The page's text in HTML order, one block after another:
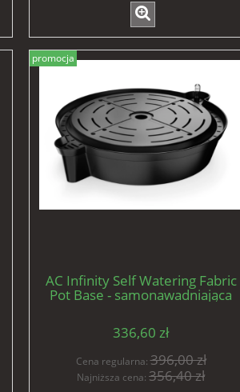
AC Infinity Self Watering Fabric
Pot Base - samonawadniająca
materiałowych (zestaw 4 szt)
336,60 zł
Cena regularna:396,00 zł
Najniższa cena: 356,40 zł
promocja